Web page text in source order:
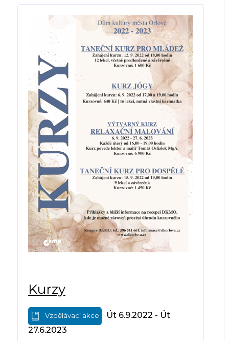
Kurzy
Vzdělávací akce
Út 6.9.2022 - Út
27.6.2023